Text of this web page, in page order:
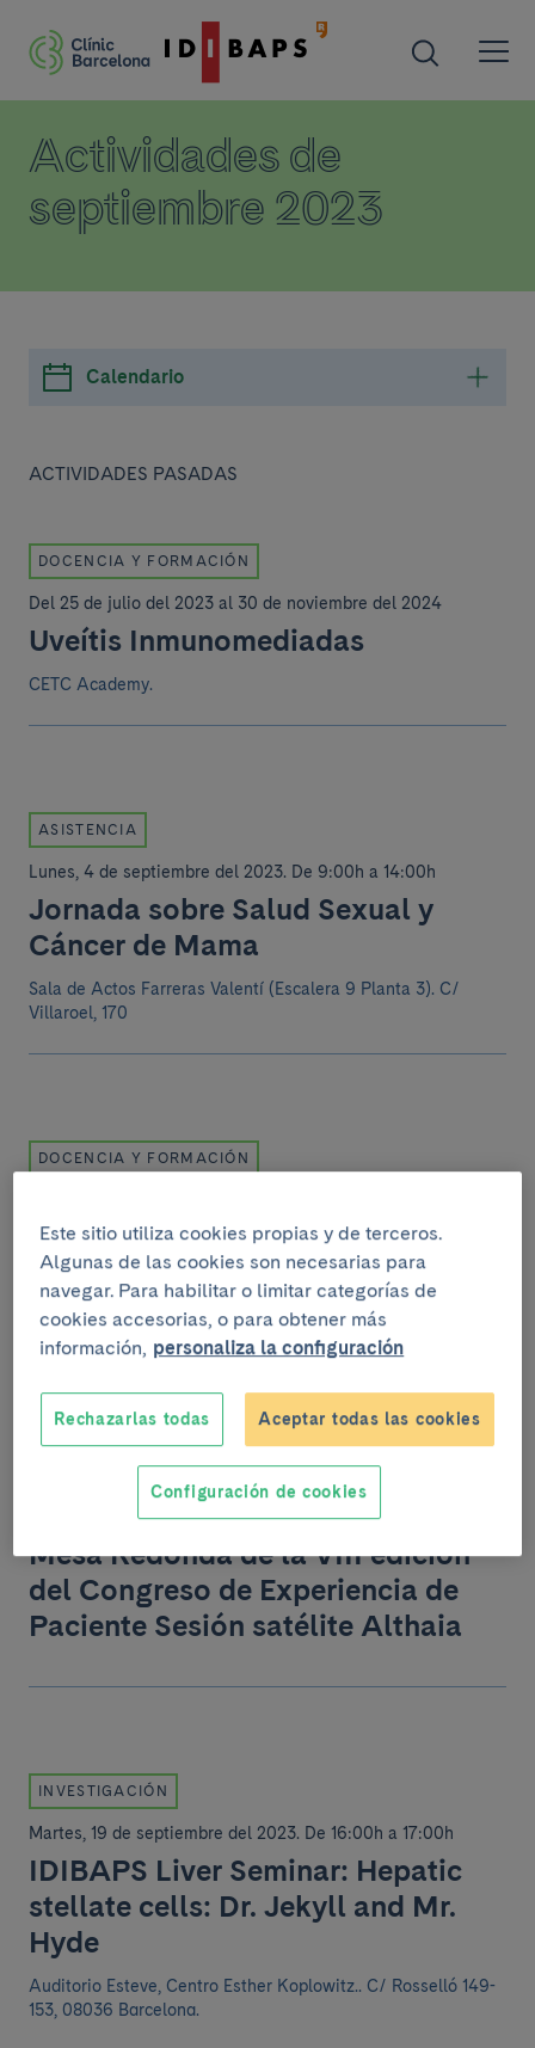
Actividades de
septiembre 2023
Calendario
ACTIVIDADES PASADAS
DOCENCIA Y FORMACIÓN
Del 25 de julio del 2023 al 30 de noviembre del 2024
Uveítis Inmunomediadas
CETC Academy.
ASISTENCIA
Lunes, 4 de septiembre del 2023. De 9:00h a 14:00h
Jornada sobre Salud Sexual y
Cáncer de Mama
Sala de Actos Farreras Valentí (Escalera 9 Planta 3). C/
Villaroel, 170
DOCENCIA Y FORMACIÓN
Mesa Redonda de la VIII edición
del Congreso de Experiencia de
Paciente Sesión satélite Vic
Martes, 19 de septiembre del 2023.De 15:00h a 16:30h
Mesa Redonda de la VIII edición
del Congreso de Experiencia de
Paciente Sesión satélite Althaia
INVESTIGACIÓN
Martes, 19 de septiembre del 2023. De 16:00h a 17:00h
IDIBAPS Liver Seminar: Hepatic
stellate cells: Dr. Jekyll and Mr.
Hyde
Auditorio Esteve, Centro Esther Koplowitz.. C/ Rosselló 149-
153, 08036 Barcelona.
Este sitio utiliza cookies propias y de terceros.
Algunas de las cookies son necesarias para
navegar. Para habilitar o limitar categorías de
cookies accesorias, o para obtener más
información, personaliza la configuración
Rechazarlas todas Aceptar todas las cookies
Configuración de cookies